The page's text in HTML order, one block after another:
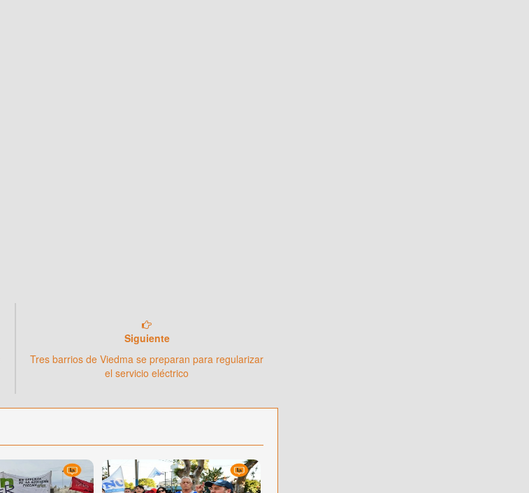
Siguiente
Tres barrios de Viedma se preparan para regularizar
el servicio eléctrico